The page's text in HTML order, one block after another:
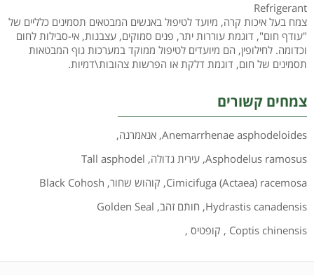
Refrigerant
צמח בעל איכות קרה, מיועד לטיפול באנשים המבטאים תסמינים כלליים של
"עודף חום", דוגמת עוררות יתר, פנים סמוקים, עצבנות, אי-סבילות לחום
וכדומה. לחילופין, הם מיועדים לטיפול ממוקד במערכות גוף המבטאות
תסמינים של חום, דוגמת דלקת או הפרשות צהובות\דמיות.
צמחים קשורים
Anemarrhenae asphodeloides
, אנאמרנה,
Asphodelus ramosus
, עירית גדולה,
Tall asphodel
Cimicifuga (Actaea) racemosa
, קוהוש שחור,
Black Cohosh
Hydrastis canadensis
, חותם זהב,
Golden Seal
Coptis chinensis
, קופטיס ,